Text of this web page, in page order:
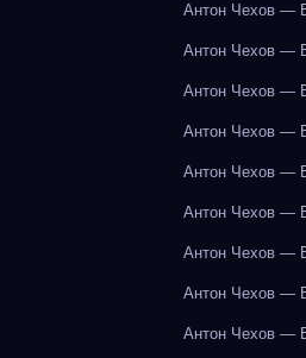
Антон Чехов —
Антон Чехов —
Антон Чехов —
Антон Чехов —
Антон Чехов —
Антон Чехов —
Антон Чехов —
Антон Чехов —
Антон Чехов —